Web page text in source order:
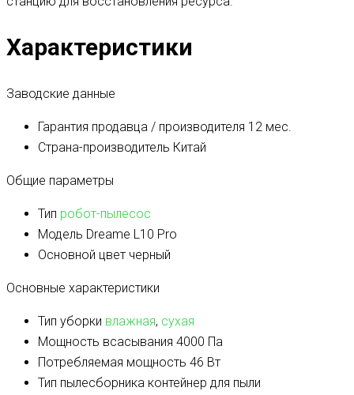
Характеристики
Заводские данные
Гарантия продавца / производителя 12 мес.
Страна-производитель Китай
Общие параметры
Тип робот-пылесос
Модель Dreame L10 Pro
Основной цвет черный
Основные характеристики
Тип уборки влажная, сухая
Мощность всасывания 4000 Па
Потребляемая мощность 46 Вт
Тип пылесборника контейнер для пыли